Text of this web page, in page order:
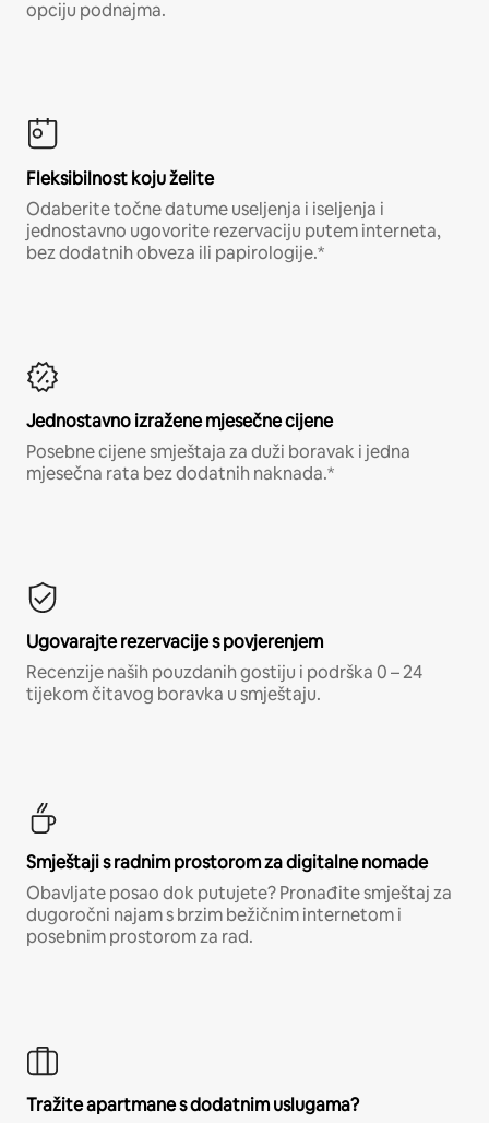
opciju podnajma.
Fleksibilnost koju želite
Odaberite točne datume useljenja i iseljenja i
jednostavno ugovorite rezervaciju putem interneta,
bez dodatnih obveza ili papirologije.*
Jednostavno izražene mjesečne cijene
Posebne cijene smještaja za duži boravak i jedna
mjesečna rata bez dodatnih naknada.*
Ugovarajte rezervacije s povjerenjem
Recenzije naših pouzdanih gostiju i podrška 0 – 24
tijekom čitavog boravka u smještaju.
Smještaji s radnim prostorom za digitalne nomade
Obavljate posao dok putujete? Pronađite smještaj za
dugoročni najam s brzim bežičnim internetom i
posebnim prostorom za rad.
Tražite apartmane s dodatnim uslugama?